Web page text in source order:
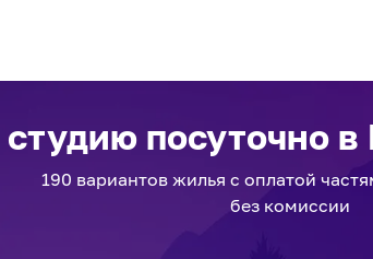
посуточно в
190 вариантов жилья с оплатой
без комиссии